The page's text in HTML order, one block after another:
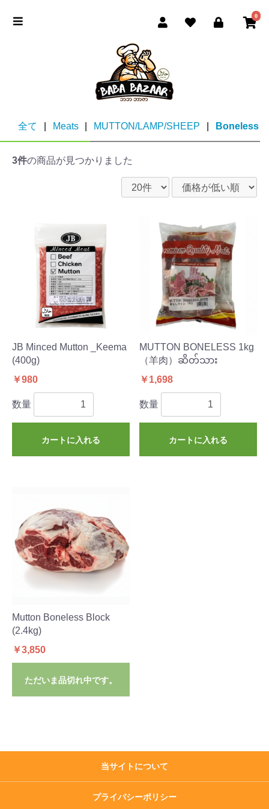
0
全て Meats MUTTON/LAMP/SHEEP Boneless
3件の商品が見つかりました
JB Minced Mutton _Keema
(400g)
￥980
数量
カートに入れる
MUTTON BONELESS 1kg
（羊肉）ဆိတ်သား
￥1,698
数量
カートに入れる
Mutton Boneless Block
(2.4kg)
￥3,850
ただいま品切れ中です。
当サイトについて
プライバシーポリシー